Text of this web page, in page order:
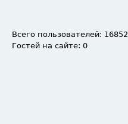
Всего пользователей: 16852
Гостей на сайте: 0